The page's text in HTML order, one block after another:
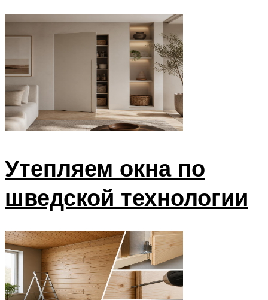
Утепляем окна по
шведской технологии